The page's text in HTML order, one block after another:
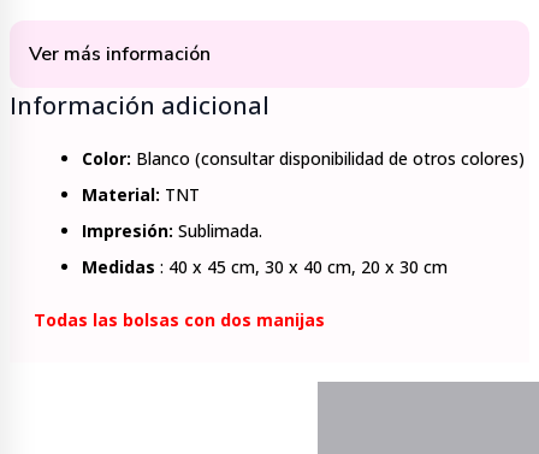
Ver más información
Información adicional
Color: Blanco (consultar disponibilidad de otros colores)
Material: TNT
Impresión: Sublimada.
Medidas : 40 x 45 cm, 30 x 40 cm, 20 x 30 cm
Todas las bolsas con dos manijas